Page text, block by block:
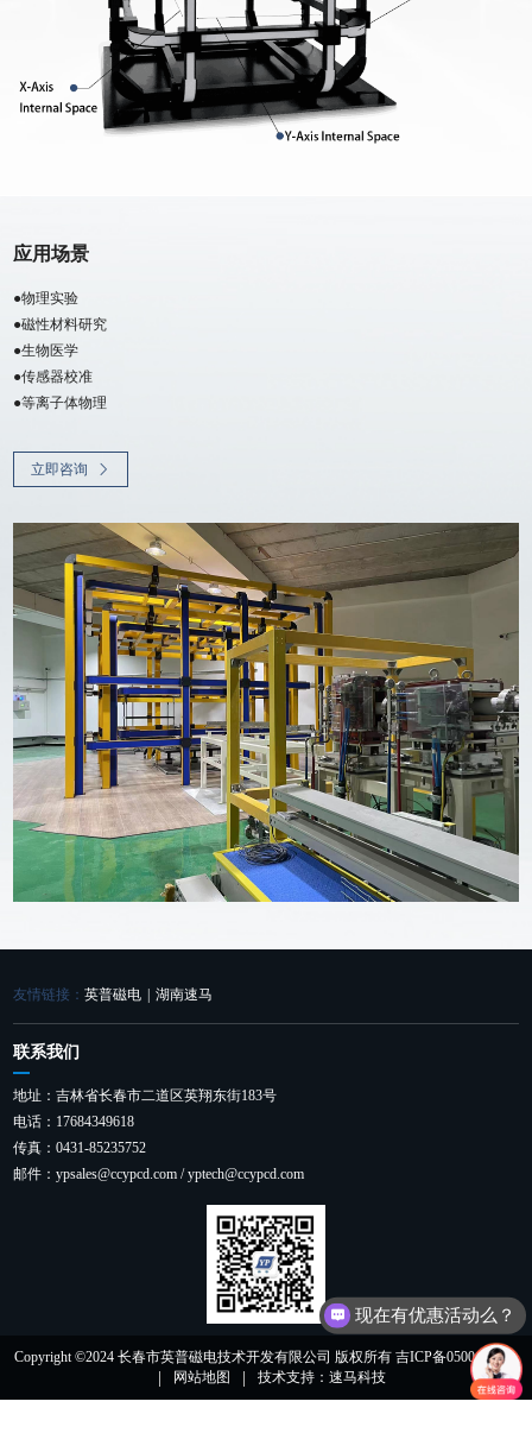
应用场景
●物理实验
●磁性材料研究
●生物医学
●传感器校准
●等离子体物理
立即咨询
友情链接：英普磁电 湖南速马
联系我们
地址：吉林省长春市二道区英翔东街183号
电话：17684349618
传真：0431-85235752
邮件：ypsales@ccypcd.com / yptech@ccypcd.com
Copyright ©2024 长春市英普磁电技术开发有限公司 版权所有 吉ICP备05001052号
网站地图 技术支持：速马科技
现在有优惠活动么？